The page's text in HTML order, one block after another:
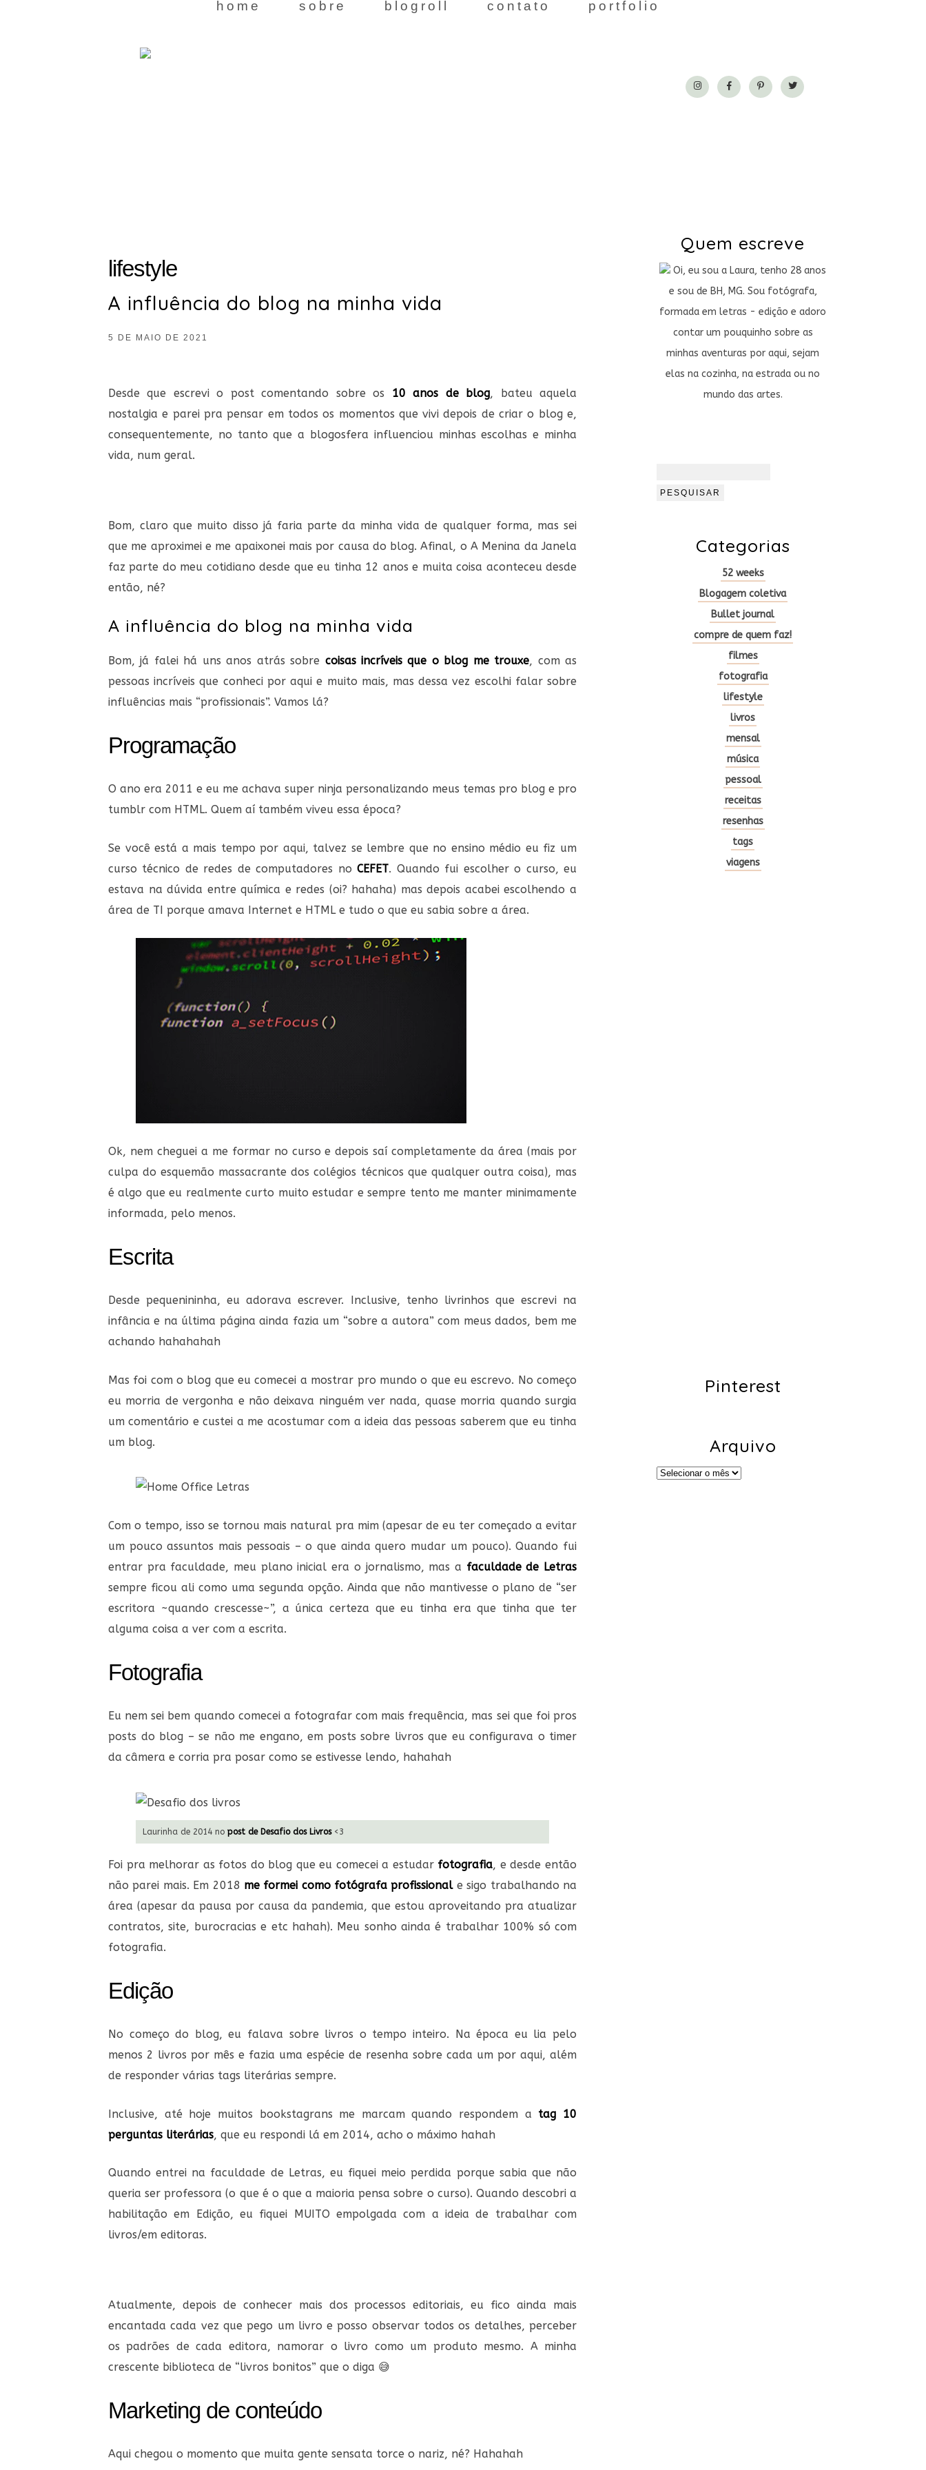
home sobre blogroll contato portfolio
lifestyle
A influência do blog na minha vida
5 DE MAIO DE 2021
Desde que escrevi o post comentando sobre os 10 anos de blog, bateu aquela
nostalgia e parei pra pensar em todos os momentos que vivi depois de criar o blog e,
consequentemente, no tanto que a blogosfera influenciou minhas escolhas e minha
vida, num geral.
Bom, claro que muito disso já faria parte da minha vida de qualquer forma, mas sei
que me aproximei e me apaixonei mais por causa do blog. Afinal, o A Menina da Janela
faz parte do meu cotidiano desde que eu tinha 12 anos e muita coisa aconteceu desde
então, né?
A influência do blog na minha vida
Bom, já falei há uns anos atrás sobre coisas incríveis que o blog me trouxe, com as
pessoas incríveis que conheci por aqui e muito mais, mas dessa vez escolhi falar sobre
influências mais “profissionais”. Vamos lá?
Programação
O ano era 2011 e eu me achava super ninja personalizando meus temas pro blog e pro
tumblr com HTML. Quem aí também viveu essa época?
Se você está a mais tempo por aqui, talvez se lembre que no ensino médio eu fiz um
curso técnico de redes de computadores noCEFET. Quando fui escolher o curso, eu
estava na dúvida entre química e redes (oi? hahaha) mas depois acabei escolhendo a
área de TI porque amava Internet e HTML e tudo o que eu sabia sobre a área.
Ok, nem cheguei a me formar no curso e depois saí completamente da área (mais por
culpa do esquemão massacrante dos colégios técnicos que qualquer outra coisa), mas
é algo que eu realmente curto muito estudar e sempre tento me manter minimamente
informada, pelo menos.
Escrita
Desde pequenininha, eu adorava escrever. Inclusive, tenho livrinhos que escrevi na
infância e na última página ainda fazia um “sobre a autora” com meus dados, bem me
achando hahahahah
Mas foi com o blog que eu comecei a mostrar pro mundo o que eu escrevo. No começo
eu morria de vergonha e não deixava ninguém ver nada, quase morria quando surgia
um comentário e custei a me acostumar com a ideia das pessoas saberem que eu tinha
um blog.
Com o tempo, isso se tornou mais natural pra mim (apesar de eu ter começado a evitar
um pouco assuntos mais pessoais – o que ainda quero mudar um pouco). Quando fui
entrar pra faculdade, meu plano inicial era o jornalismo, mas a faculdade de Letras
sempre ficou ali como uma segunda opção. Ainda que não mantivesse o plano de “ser
escritora ~quando crescesse~”, a única certeza que eu tinha era que tinha que ter
alguma coisa a ver com a escrita.
Fotografia
Eu nem sei bem quando comecei a fotografar com mais frequência, mas sei que foi pros
posts do blog – se não me engano, em posts sobre livros que eu configurava o timer
da câmera e corria pra posar como se estivesse lendo, hahahah
Laurinha de 2014 no post de Desafio dos Livros<3
Foi pra melhorar as fotos do blog que eu comecei a estudar fotografia, e desde então
não parei mais. Em 2018 me formei como fotógrafa profissionale sigo trabalhando na
área (apesar da pausa por causa da pandemia, que estou aproveitando pra atualizar
contratos, site, burocracias e etc hahah). Meu sonho ainda é trabalhar 100% só com
fotografia.
Edição
No começo do blog, eu falava sobre livros o tempo inteiro. Na época eu lia pelo
menos 2 livros por mês e fazia uma espécie de resenha sobre cada um por aqui, além
de responder várias tags literárias sempre.
Inclusive, até hoje muitos bookstagrans me marcam quando respondem a tag 10
perguntas literárias, que eu respondi lá em 2014, acho o máximo hahah
Quando entrei na faculdade de Letras, eu fiquei meio perdida porque sabia que não
queria ser professora (o que é o que a maioria pensa sobre o curso). Quando descobri a
habilitação em Edição, eu fiquei MUITO empolgada com a ideia de trabalhar com
livros/em editoras.
Atualmente, depois de conhecer mais dos processos editoriais, eu fico ainda mais
encantada cada vez que pego um livro e posso observar todos os detalhes, perceber
os padrões de cada editora, namorar o livro como um produto mesmo. A minha
crescente biblioteca de “livros bonitos” que o diga 😅
Marketing de conteúdo
Aqui chegou o momento que muita gente sensata torce o nariz, né? Hahahah
Quem escreve
Oi, eu sou a Laura, tenho 28 anos
e sou de BH, MG. Sou fotógrafa,
formada em letras - edição e adoro
contar um pouquinho sobre as
minhas aventuras por aqui, sejam
elas na cozinha, na estrada ou no
mundo das artes.
por:
Categorias
52 weeks
Blogagem coletiva
Bullet journal
compre de quem faz!
filmes
fotografia
lifestyle
livros
mensal
música
pessoal
receitas
resenhas
tags
viagens
Pinterest
Arquivo
Arquivo